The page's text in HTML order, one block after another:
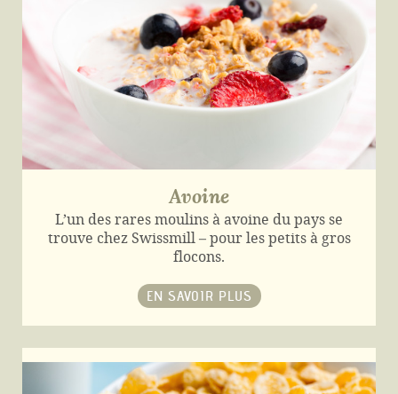
Avoine
L’un des rares moulins à avoine du pays se
trouve chez Swissmill – pour les petits à gros
flocons.
EN SAVOIR PLUS